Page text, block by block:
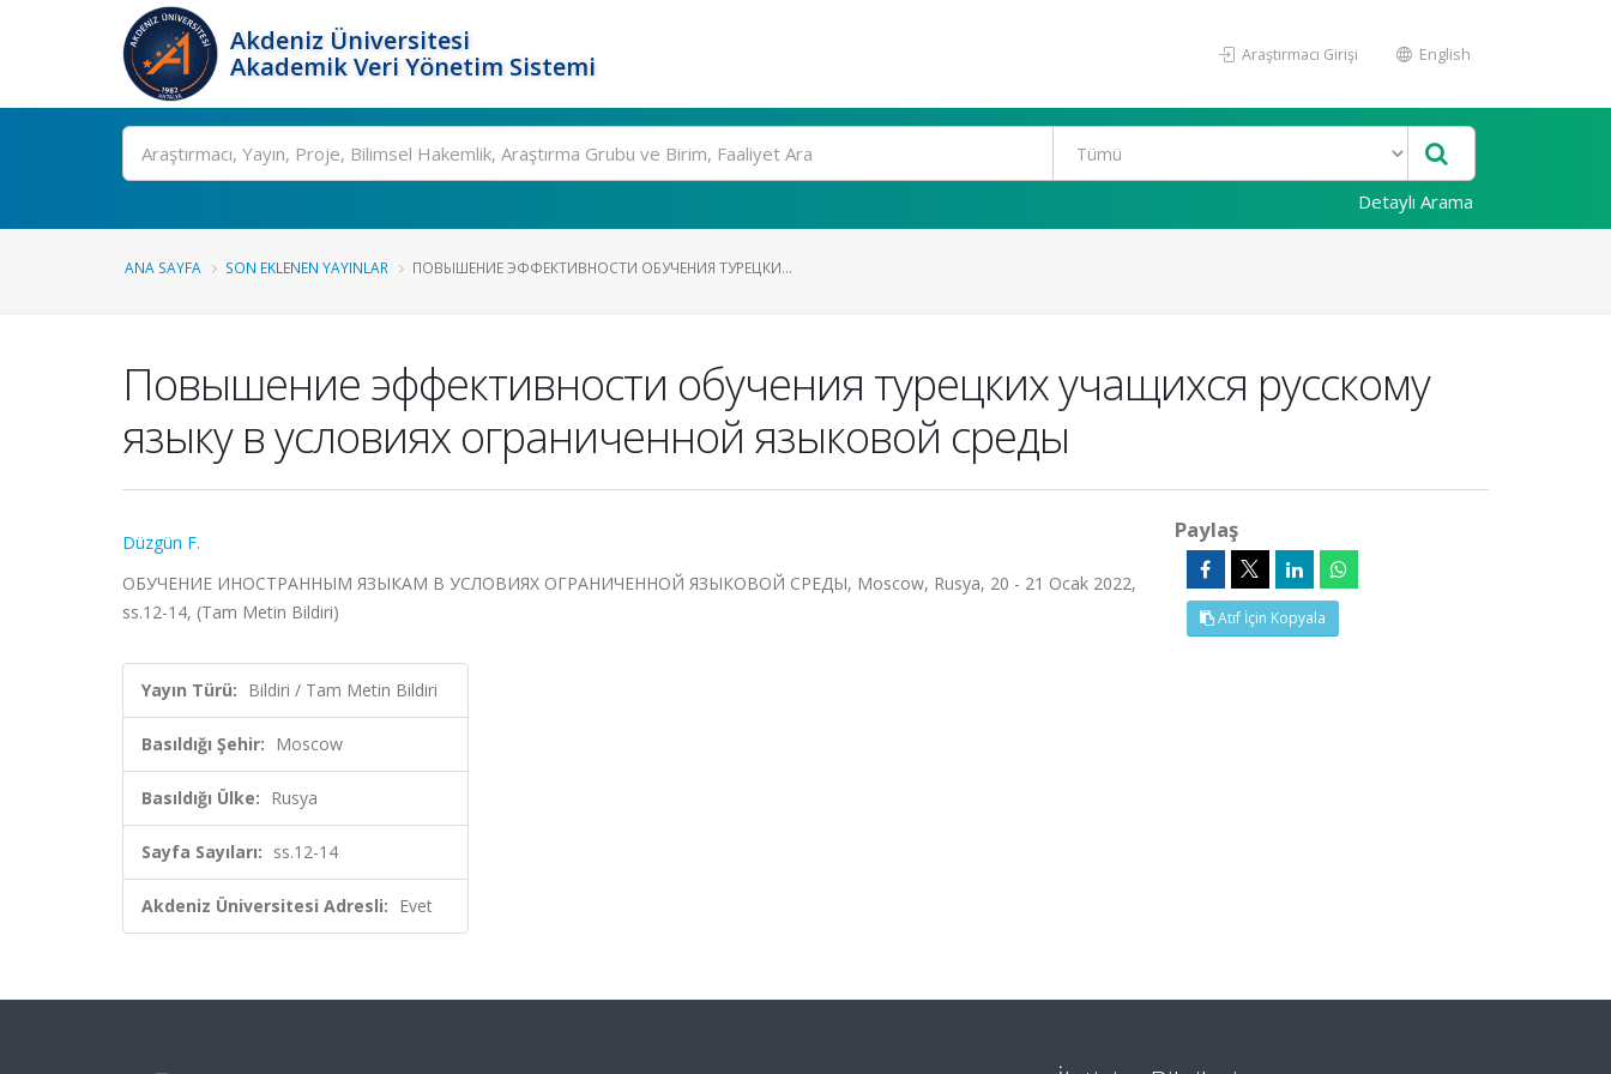
Akdeniz Üniversitesi
Akademik Veri Yönetim Sistemi
Araştırmacı Girişi English
Ara
Detaylı Arama
ANA SAYFA SON EKLENEN YAYINLAR ПОВЫШЕНИЕ ЭФФЕКТИВНОСТИ ОБУЧЕНИЯ ТУРЕЦКИ...
Повышение эффективности обучения турецких учащихся русскому
языку в условиях ограниченной языковой среды
Düzgün F.
ОБУЧЕНИЕ ИНОСТРАННЫМ ЯЗЫКАМ В УСЛОВИЯХ ОГРАНИЧЕННОЙ ЯЗЫКОВОЙ СРЕДЫ, Moscow, Rusya, 20 - 21 Ocak 2022,
ss.12-14, (Tam Metin Bildiri)
Yayın Türü: Bildiri / Tam Metin Bildiri
Basıldığı Şehir: Moscow
Basıldığı Ülke: Rusya
Sayfa Sayıları: ss.12-14
Akdeniz Üniversitesi Adresli: Evet
Paylaş
Atıf İçin Kopyala